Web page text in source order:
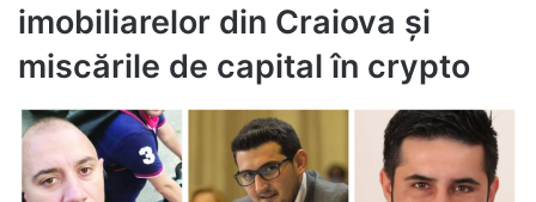
imobiliarelor din Craiova și
miscările de capital în crypto